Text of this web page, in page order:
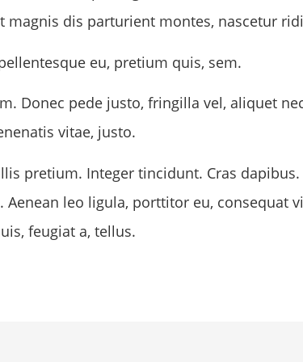
magnis dis parturient montes, nascetur
eu, pretium quis, sem.
Donec pede justo, fringilla vel, aliquet
vitae, justo.
pretium. Integer tincidunt. Cras
leo ligula, porttitor eu, consequat
feugiat a, tellus.